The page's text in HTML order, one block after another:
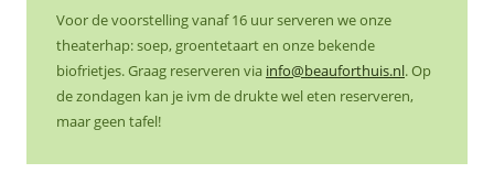
Voor de voorstelling vanaf 16 uur serveren we onze
theaterhap: soep, groentetaart en onze bekende
biofrietjes. Graag reserveren via info@beauforthuis.nl. Op
de zondagen kan je ivm de drukte wel eten reserveren,
maar geen tafel!